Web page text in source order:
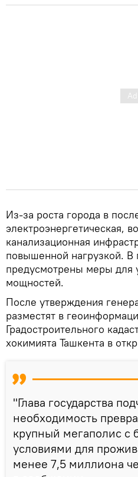
Из-за роста города в
электроэнергетическая,
канализационная
повышенной нагрузкой. В
предусмотрены меры для
мощностей.
После утверждения
разместят в
Градостроительного
хокимията Ташкента в
"Глава государства
необходимость
крупный мегаполис с
условиями для
менее 7,5 миллиона